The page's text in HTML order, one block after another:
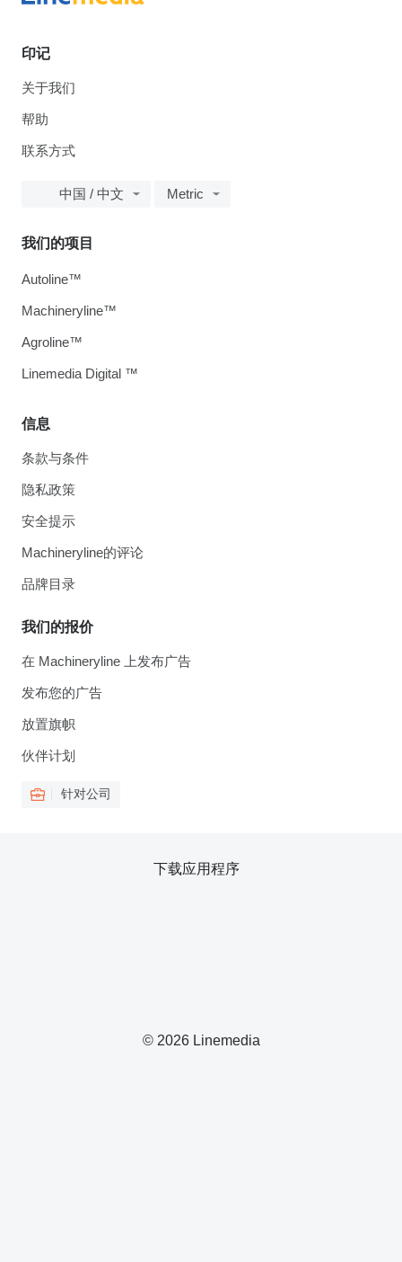
印记
关于我们
帮助
联系方式
中国 / 中文 Metric
信息
条款与条件
隐私政策
安全提示
Machineryline的评论
品牌目录
我们的报价
在 Machineryline 上发布广告
发布您的广告
放置旗帜
伙伴计划
针对公司
我们的项目
Autoline™
Machineryline™
Agroline™
Linemedia Digital ™
© 2026 Linemedia
下载应用程序